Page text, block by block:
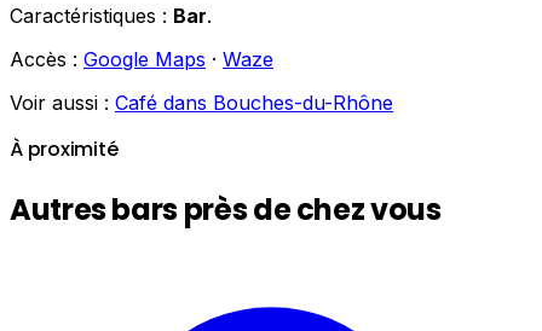
Caractéristiques : Bar.
Accès : Google Maps · Waze
Voir aussi : Café dans Bouches-du-Rhône
À proximité
Autres bars près de chez vous